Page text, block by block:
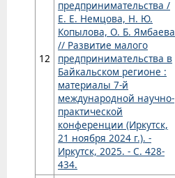
12
предпринимательства /
Е. Е. Немцова, Н. Ю.
Копылова, О. Б. Ямбаева
// Развитие малого
предпринимательства в
Байкальском регионе :
материалы 7-й
международной научно-
практической
конференции (Иркутск,
21 ноября 2024 г.). -
Иркутск, 2025. - С. 428-
434.